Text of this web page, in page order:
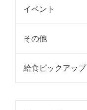
イベント
その他
給食ピックアップ